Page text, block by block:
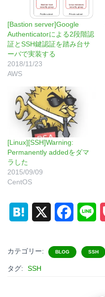
[Bastion server]Google
Authenticatorによる2段階認
証とSSH鍵認証を踏み台サ
ーバで実装する
2018/11/23
AWS
[Linux][SSH]Warning:
Permanently addedをダマ
ラした
2015/09/09
CentOS
t
e
c n
カテゴリー: BLOG SSH
タグ: SSH